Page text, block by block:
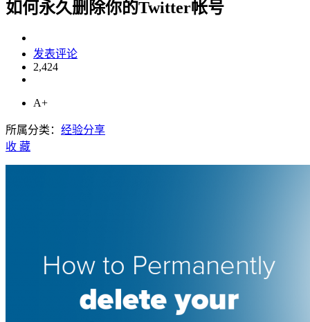
如何永久删除你的Twitter帐号
发表评论
2,424
A+
所属分类： 经验分享
收 藏